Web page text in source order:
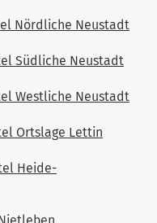
Nördliche Neustadt
Südliche Neustadt
Westliche Neustadt
Ortslage Lettin
Heide-